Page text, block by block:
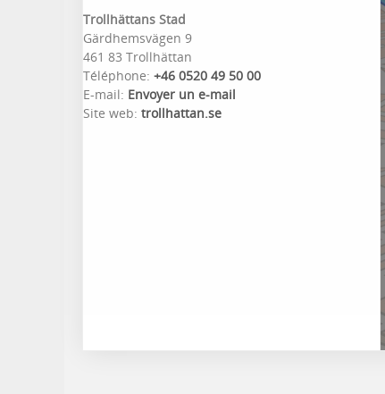
Trollhättans Stad
Gärdhemsvägen 9
461 83 Trollhättan
Téléphone: +46 0520 49 50 00
E-mail: Envoyer un e-mail
Site web: trollhattan.se